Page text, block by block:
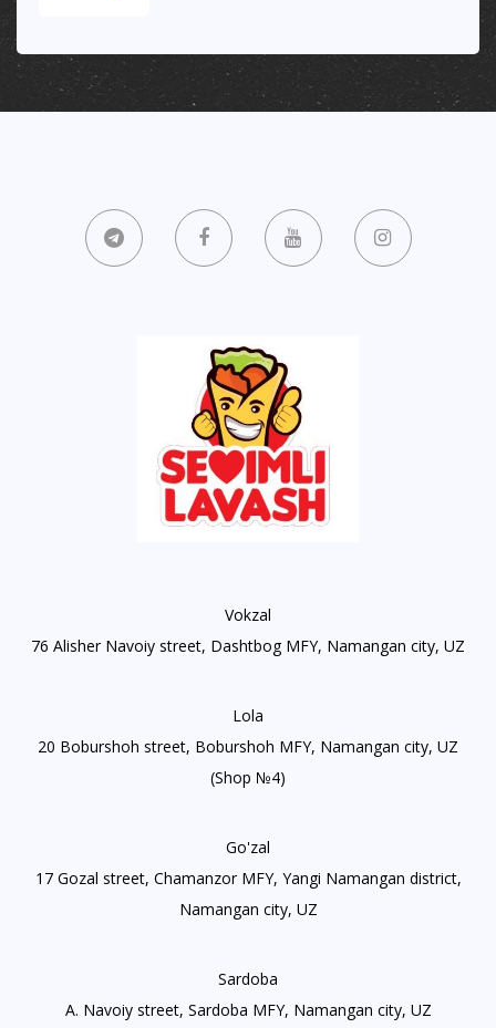
Vokzal
76 Alisher Navoiy street, Dashtbog MFY, Namangan city, UZ
Lola
20 Boburshoh street, Boburshoh MFY, Namangan city, UZ
(Shop №4)
Go'zal
17 Gozal street, Chamanzor MFY, Yangi Namangan district,
Namangan city, UZ
Sardoba
A. Navoiy street, Sardoba MFY, Namangan city, UZ